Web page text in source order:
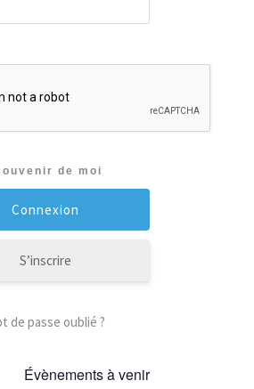
de moi
S’inscrire
de passe oublié ?
Évènements à venir